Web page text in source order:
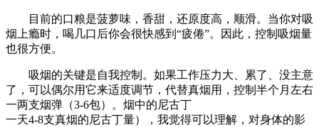
目前的口粮是菠萝味，香甜，还原度高，顺滑。当你对吸
烟上瘾时，喝几口后你会很快感到“疲倦”。因此，控制吸烟量
也很方便。
吸烟的关键是自我控制。如果工作压力大、累了、没主意
了，可以偶尔用它来适度调节，代替真烟用，控制半个月左右
一两支烟弹（3-6包）。烟中的尼古丁
一天4-8支真烟的尼古丁量），我觉得可以理解，对身体的影